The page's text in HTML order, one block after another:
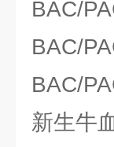
BAC/
BAC/
BAC/
新生牛